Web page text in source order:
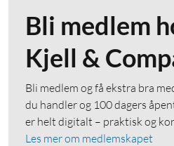
Bli medlem
Kjell &
Bli medlem og få ekstra bra
du handler og 100 dagers
er helt digitalt – praktisk og
Les mer om medlemskapet